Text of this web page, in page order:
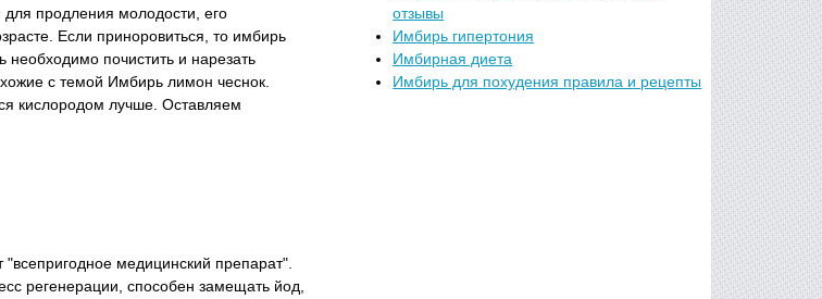
для продления молодости, его
Если приноровиться, то имбирь
почистить и нарезать
с темой Имбирь лимон чеснок.
кислородом лучше. Оставляем
медицинский препарат".
регенерации, способен замещать йод,
отзывы
Имбирь гипертония
Имбирная диета
Имбирь для похудения правила и рецепты